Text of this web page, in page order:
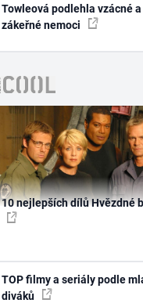
Towleová podlehla vzácné a
zákeřné nemoci
10 nejlepších dílů Hvězdné
TOP filmy a seriály podle
diváků